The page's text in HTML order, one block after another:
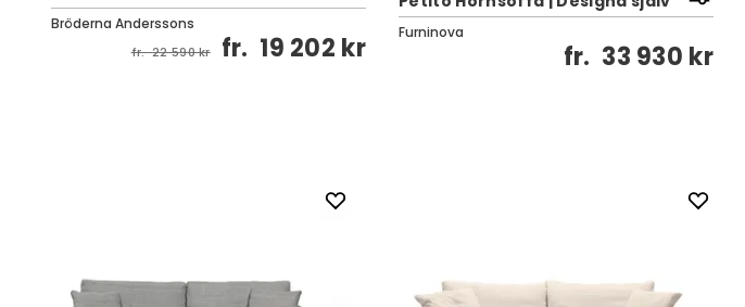
Bröderna Anderssons
fr. 22 590 kr fr. 19 202 kr Furninova
fr. 33 930 kr